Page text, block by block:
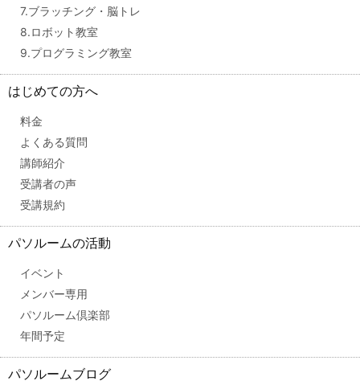
7.ブラッチング・脳トレ
8.ロボット教室
9.プログラミング教室
はじめての方へ
料金
よくある質問
講師紹介
受講者の声
受講規約
パソルームの活動
イベント
メンバー専用
パソルーム倶楽部
年間予定
パソルームブログ